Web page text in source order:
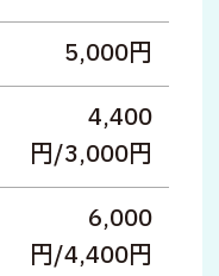
5,000円
4,400
円/3,000円
6,000
円/4,400円